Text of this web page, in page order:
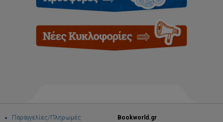
Παραγγελίες/Πληρωμές
Bookworld.gr